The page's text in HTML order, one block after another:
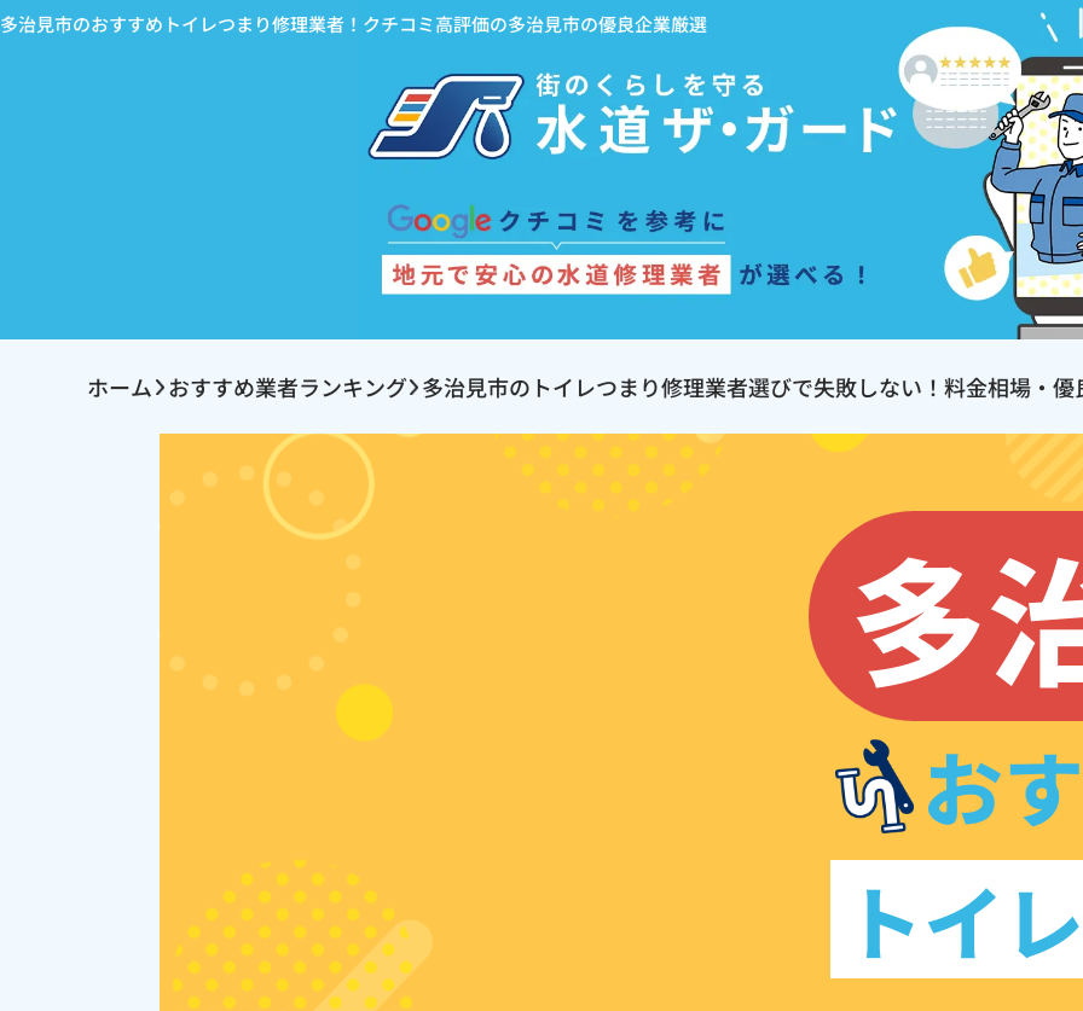
多治見市のおすすめトイレつまり修理業者！クチコミ高評価の多治見市の優良企業厳選
ホーム おすすめ業者ランキング 多治見市のトイレつまり修理業者選びで失敗しない！料金相場・
多
お
トイ